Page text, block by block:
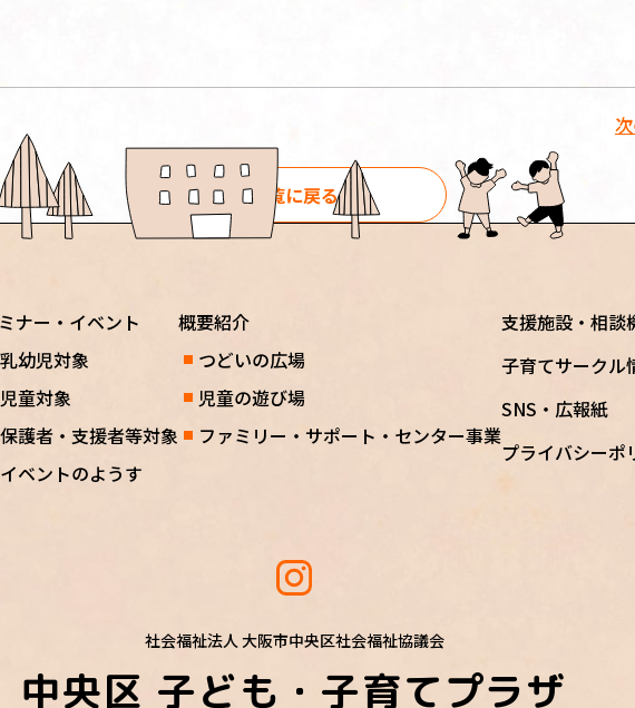
一覧に戻る
ナー・イベント
乳幼児対象
児童対象
保護者・支援者等対象
イベントのようす
概要紹介
つどいの広場
児童の遊び場
ファミリー・サポート・センター事業
支援施設・相談
子育てサークル
SNS・広報紙
プライバシーポ
社会福祉法人 大阪市中央区社会福祉協議会
中央区 子ども・子育てプラザ